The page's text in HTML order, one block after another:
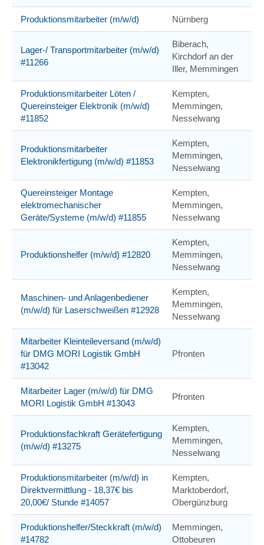
Produktionsmitarbeiter (m/w/d) Nürnberg
Lager-/ Transportmitarbeiter (m/w/d)
#11266
Biberach,
Kirchdorf an der
Iller, Memmingen
Produktionsmitarbeiter Löten /
Quereinsteiger Elektronik (m/w/d)
#11852
Kempten,
Memmingen,
Nesselwang
Produktionsmitarbeiter
Elektronikfertigung (m/w/d) #11853
Kempten,
Memmingen,
Nesselwang
Quereinsteiger Montage
elektromechanischer
Geräte/Systeme (m/w/d) #11855
Kempten,
Memmingen,
Nesselwang
Produktionshelfer (m/w/d) #12820
Kempten,
Memmingen,
Nesselwang
Maschinen- und Anlagenbediener
(m/w/d) für Laserschweißen #12928
Kempten,
Memmingen,
Nesselwang
Mitarbeiter Kleinteileversand (m/w/d)
für DMG MORI Logistik GmbH
#13042
Pfronten
Mitarbeiter Lager (m/w/d) für DMG
MORI Logistik GmbH #13043
Pfronten
Produktionsfachkraft Gerätefertigung
(m/w/d) #13275
Kempten,
Memmingen,
Nesselwang
Produktionsmitarbeiter (m/w/d) in
Direktvermittlung - 18,37€ bis
20,00€/ Stunde #14057
Kempten,
Marktoberdorf,
Obergünzburg
Produktionshelfer/Steckkraft (m/w/d)
#14782
Memmingen,
Ottobeuren